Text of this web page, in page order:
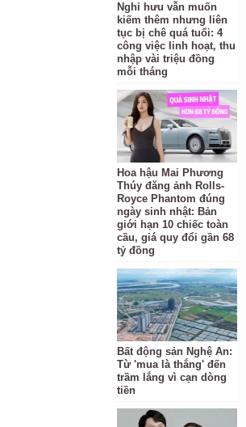
Nghỉ hưu vẫn muốn
kiếm thêm nhưng liên
tục bị chê quá tuổi: 4
công việc linh hoạt, thu
nhập vài triệu đồng
mỗi tháng
Hoa hậu Mai Phương
Thúy đăng ảnh Rolls-
Royce Phantom đúng
ngày sinh nhật: Bản
giới hạn 10 chiếc toàn
cầu, giá quy đổi gần 68
tỷ đồng
Bất động sản Nghệ An:
Từ 'mua là thắng' đến
trầm lắng vì cạn dòng
tiền